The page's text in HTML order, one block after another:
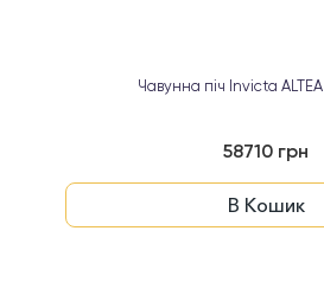
Чавунна піч Invicta
58710 грн
В Кошик